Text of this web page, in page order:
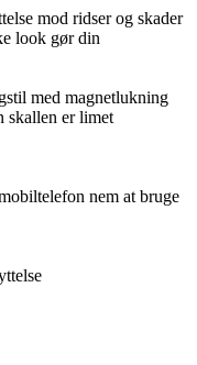
mod ridser og skader
look gør din
med magnetlukning
skallen er limet
nem at bruge